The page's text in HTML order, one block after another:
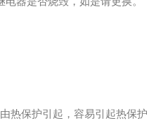
由热保护引起，容易引起热